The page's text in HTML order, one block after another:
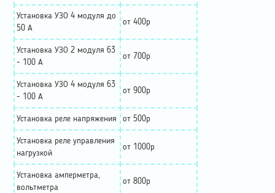
Установка УЗО 4 модуля до
50 А
от 400р
Установка УЗО 2 модуля 63
- 100 А
от 700р
Установка УЗО 4 модуля 63
- 100 А
от 900р
Установка реле напряжения от 500р
Установка реле управления
нагрузкой
от 1000р
Установка амперметра,
вольтметра
от 800р